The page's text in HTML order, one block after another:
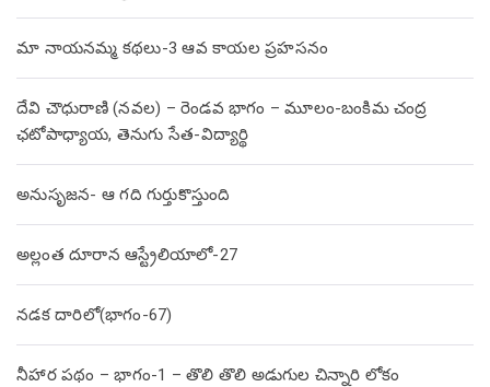
మా నాయనమ్మ కథలు-3 ఆవ కాయల ప్రహసనం
దేవి చౌధురాణి (నవల) – రెండవ భాగం – మూలం-బంకిమ చంద్ర
ఛటోపాధ్యాయ, తెనుగు సేత-విద్యార్థి
అనుసృజన- ఆ గది గుర్తుకొస్తుంది
అల్లంత దూరాన ఆస్ట్రేలియాలో-27
నడక దారిలో(భాగం-67)
నీహార పథం – భాగం-1 – తొలి తొలి అడుగుల చిన్నారి లోకం